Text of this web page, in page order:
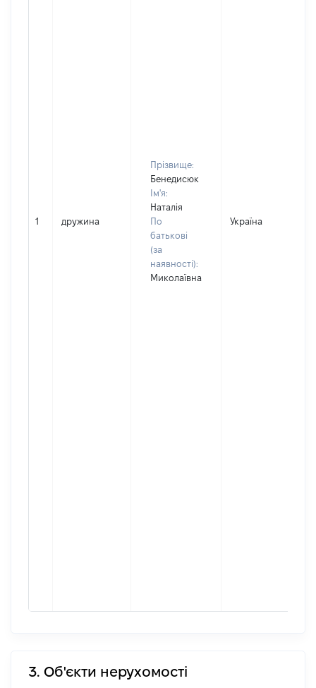
1 дружина
Прізвище:
Бенедисюк
Ім'я:
Наталія
По
батькові
(за
наявності):
Миколаївна
Україна
3. Об'єкти нерухомості